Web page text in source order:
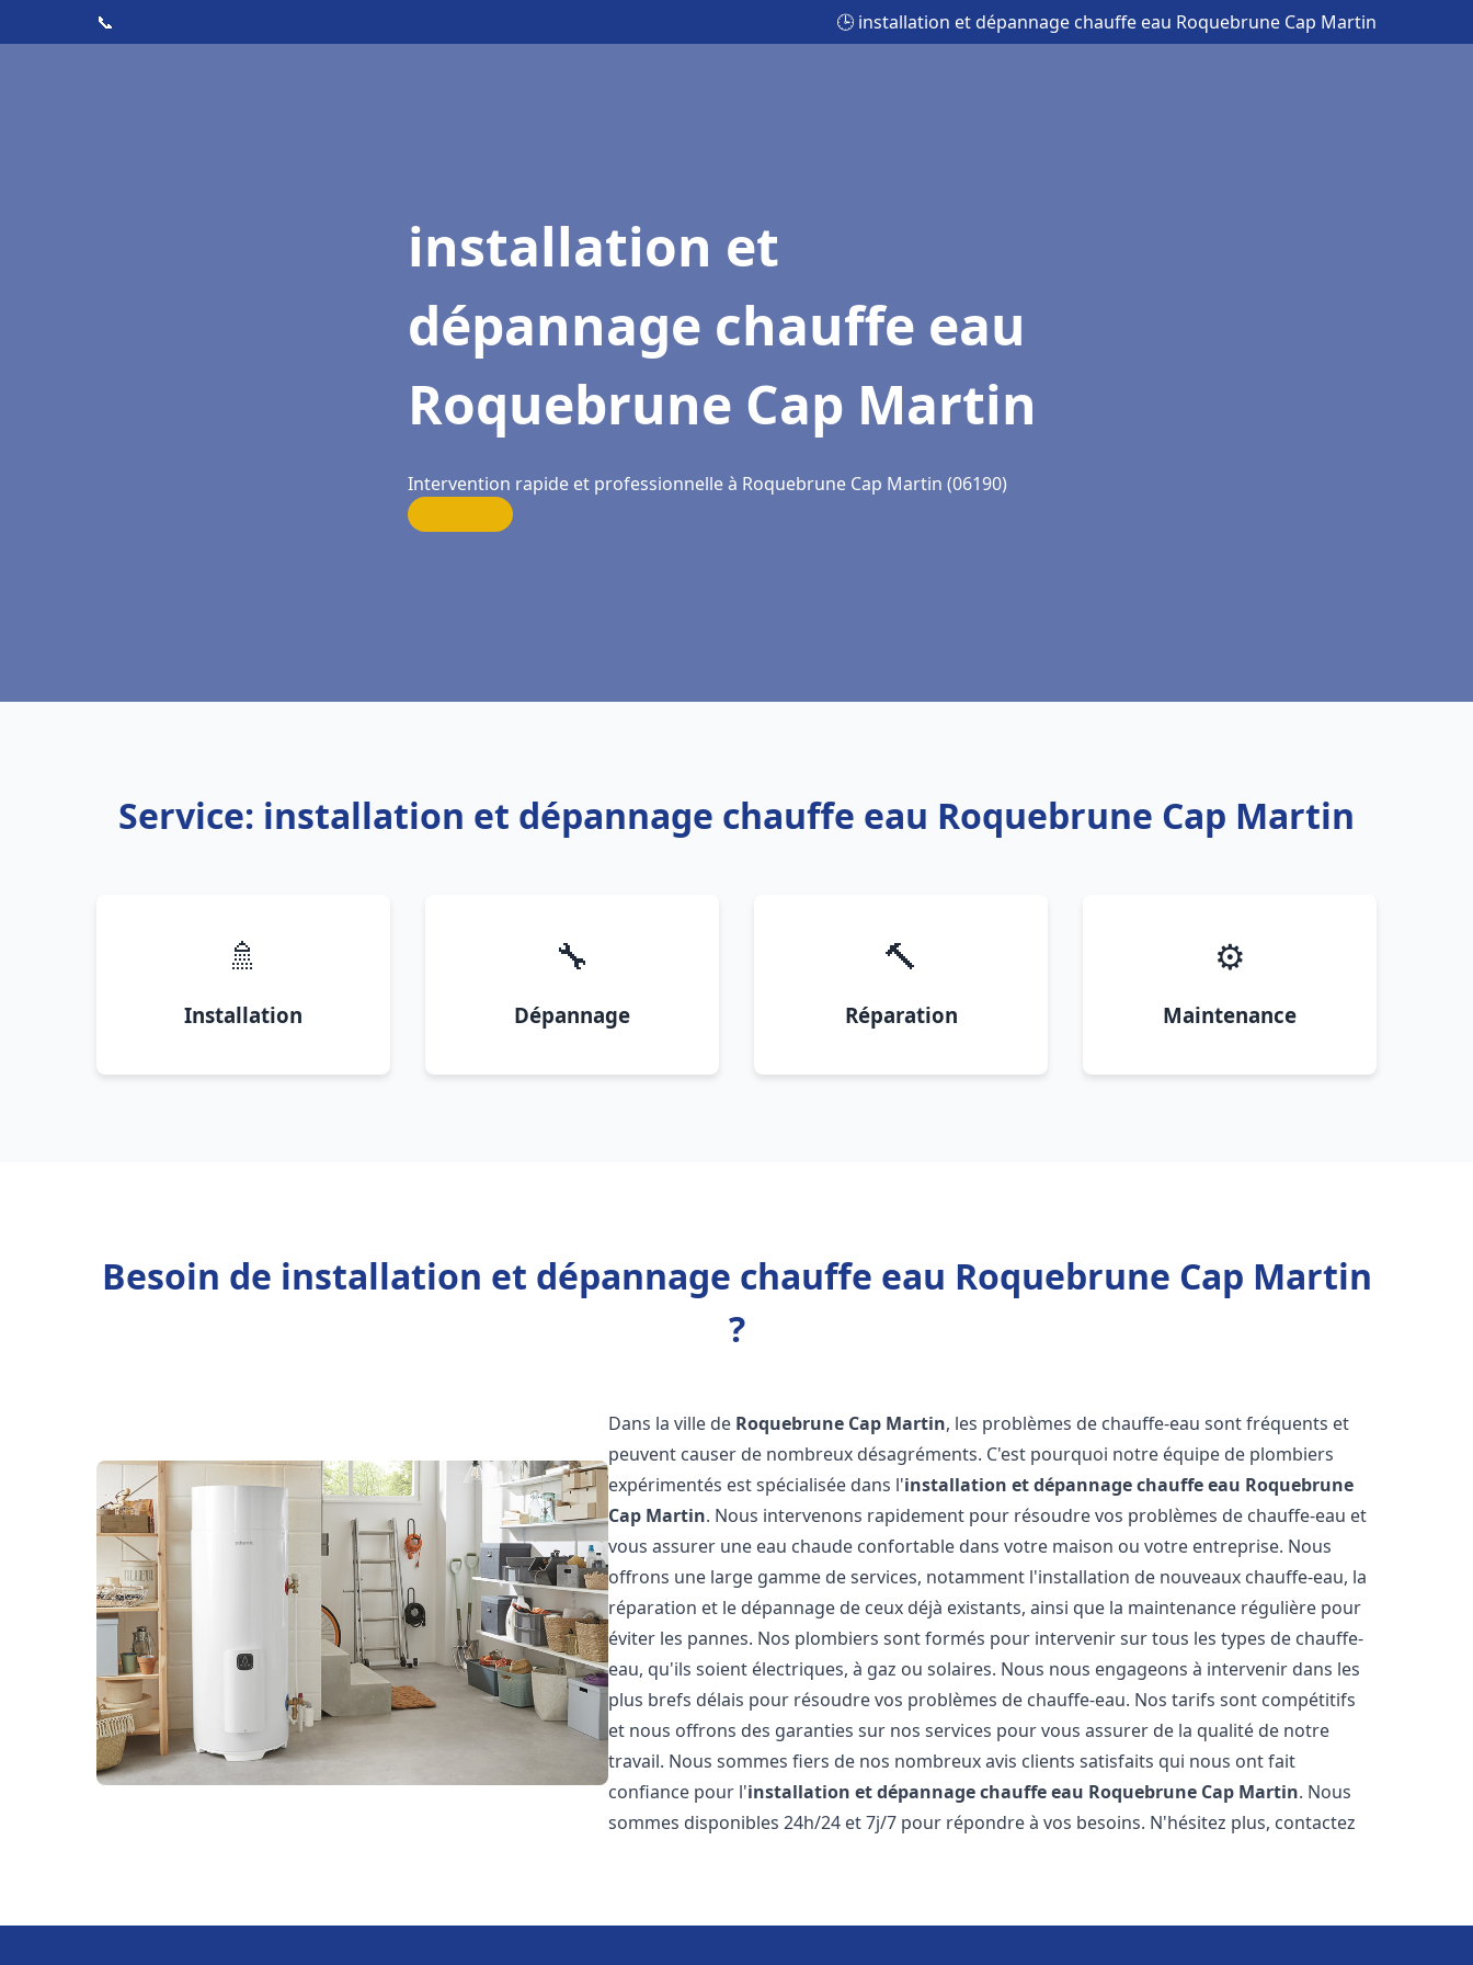
📞 🕒 installation et dépannage chauffe eau Roquebrune Cap Martin
installation et
dépannage chauffe eau
Roquebrune Cap Martin
Intervention rapide et professionnelle à Roquebrune Cap Martin (06190)
Service: installation et dépannage chauffe eau Roquebrune Cap Martin
🚿
Installation
🔧
Dépannage
🔨
Réparation
⚙️
Maintenance
Besoin de installation et dépannage chauffe eau Roquebrune Cap Martin
?
Dans la ville de Roquebrune Cap Martin, les problèmes de chauffe-eau sont fréquents et
peuvent causer de nombreux désagréments. C'est pourquoi notre équipe de plombiers
expérimentés est spécialisée dans l'installation et dépannage chauffe eau Roquebrune
Cap Martin. Nous intervenons rapidement pour résoudre vos problèmes de chauffe-eau et
vous assurer une eau chaude confortable dans votre maison ou votre entreprise. Nous
offrons une large gamme de services, notamment l'installation de nouveaux chauffe-eau, la
réparation et le dépannage de ceux déjà existants, ainsi que la maintenance régulière pour
éviter les pannes. Nos plombiers sont formés pour intervenir sur tous les types de chauffe-
eau, qu'ils soient électriques, à gaz ou solaires. Nous nous engageons à intervenir dans les
plus brefs délais pour résoudre vos problèmes de chauffe-eau. Nos tarifs sont compétitifs
et nous offrons des garanties sur nos services pour vous assurer de la qualité de notre
travail. Nous sommes fiers de nos nombreux avis clients satisfaits qui nous ont fait
confiance pour l'installation et dépannage chauffe eau Roquebrune Cap Martin. Nous
sommes disponibles 24h/24 et 7j/7 pour répondre à vos besoins. N'hésitez plus, contactez